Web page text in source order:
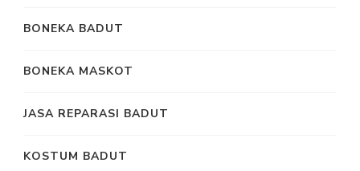
BONEKA BADUT
BONEKA MASKOT
JASA REPARASI BADUT
KOSTUM BADUT